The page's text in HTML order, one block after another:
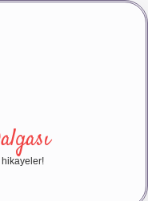
hikayeler!